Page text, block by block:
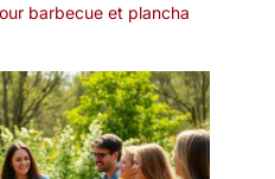
barbecue et plancha